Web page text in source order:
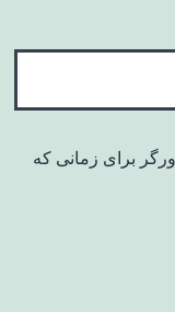
برای زمانی که